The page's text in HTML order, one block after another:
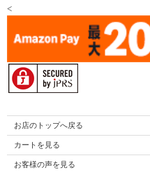
<
お店のトップへ戻る
カートを見る
お客様の声を見る